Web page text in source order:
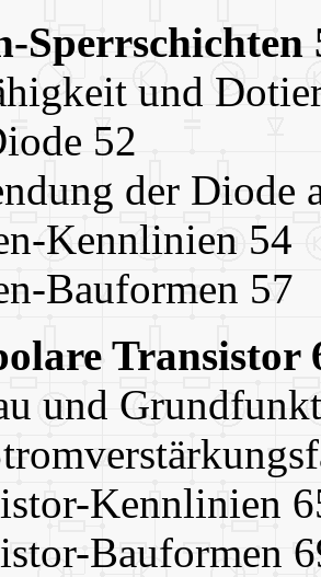
Sperrschichten
und
52
der Diode
Kennlinien 54
Bauformen 57
Transistor
und
Kennlinien
Bauformen